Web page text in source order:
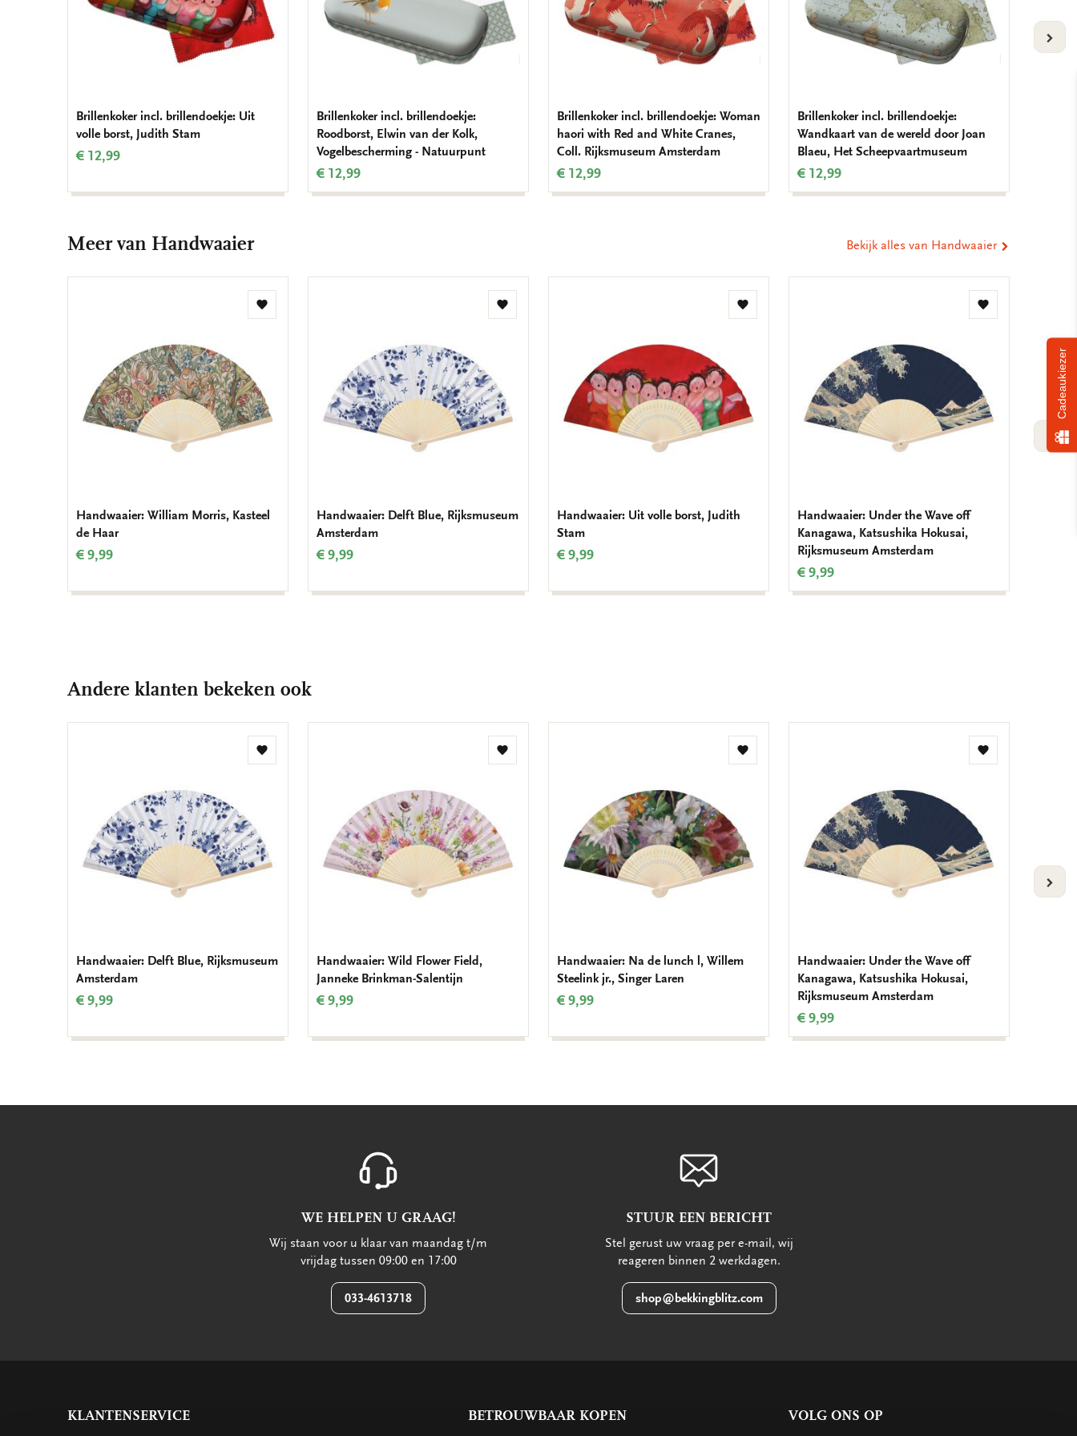
Brillenkoker incl. brillendoekje: Uit
volle borst, Judith Stam
€ 12,99
Brillenkoker incl. brillendoekje:
Roodborst, Elwin van der Kolk,
Vogelbescherming - Natuurpunt
€ 12,99
Brillenkoker incl. brillendoekje: Woman
haori with Red and White Cranes,
Coll. Rijksmuseum Amsterdam
€ 12,99
Brillenkoker incl. brillendoekje:
Wandkaart van de wereld door Joan
Blaeu, Het Scheepvaartmuseum
€ 12,99
Meer van Handwaaier Bekijk alles van Handwaaier
Toevoegen
Handwaaier: William Morris, Kasteel
de Haar
€ 9,99
Toevoegen
Handwaaier: Delft Blue, Rijksmuseum
Amsterdam
€ 9,99
Toevoegen
Handwaaier: Uit volle borst, Judith
Stam
€ 9,99
Toevoegen
Handwaaier: Under the Wave off
Kanagawa, Katsushika Hokusai,
Rijksmuseum Amsterdam
€ 9,99
Andere klanten bekeken ook
Toevoegen
Handwaaier: Delft Blue, Rijksmuseum
Amsterdam
€ 9,99
Toevoegen
Handwaaier: Wild Flower Field,
Janneke Brinkman-Salentijn
€ 9,99
Toevoegen
Handwaaier: Na de lunch l, Willem
Steelink jr., Singer Laren
€ 9,99
Toevoegen
Handwaaier: Under the Wave off
Kanagawa, Katsushika Hokusai,
Rijksmuseum Amsterdam
€ 9,99
WE HELPEN U GRAAG!
Wij staan voor u klaar van maandag t/m
vrijdag tussen 09:00 en 17:00
033-4613718
STUUR EEN BERICHT
Stel gerust uw vraag per e-mail, wij
reageren binnen 2 werkdagen.
shop@bekkingblitz.com
KLANTENSERVICE BETROUWBAAR KOPEN VOLG ONS OP
Cadeaukiezer